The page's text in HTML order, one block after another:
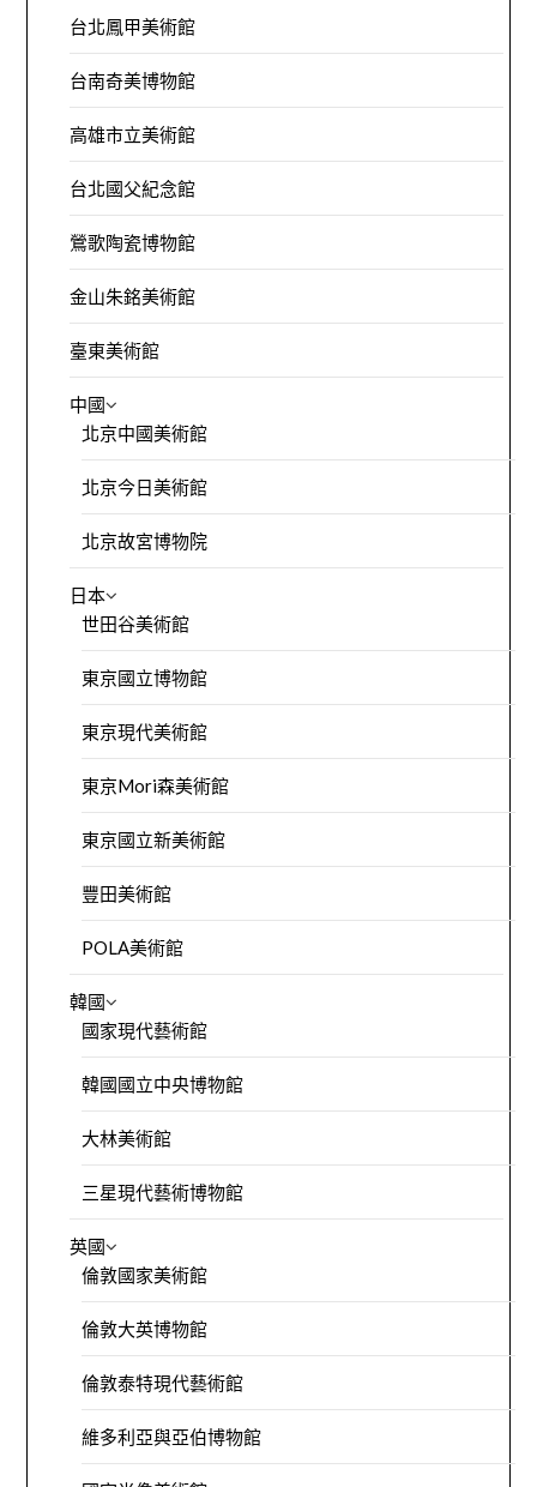
台北鳳甲美術館
台南奇美博物館
高雄市立美術館
台北國父紀念館
鶯歌陶瓷博物館
金山朱銘美術館
臺東美術館
中國
北京中國美術館
北京今日美術館
北京故宮博物院
日本
世田谷美術館
東京國立博物館
東京現代美術館
東京Mori森美術館
東京國立新美術館
豐田美術館
POLA美術館
韓國
國家現代藝術館
韓國國立中央博物館
大林美術館
三星現代藝術博物館
英國
倫敦國家美術館
倫敦大英博物館
倫敦泰特現代藝術館
維多利亞與亞伯博物館